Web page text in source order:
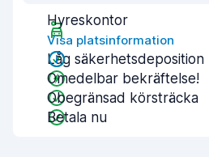
Hyreskontor
Visa platsinformation
Låg säkerhetsdeposition
Omedelbar bekräftelse!
Obegränsad körsträcka
Betala nu